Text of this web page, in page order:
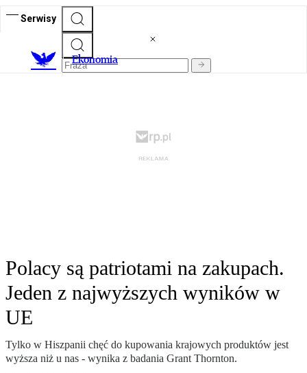
Serwisy
Ekonomia
Polacy są patriotami na zakupach.
Jeden z najwyższych wyników w
UE
Tylko w Hiszpanii chęć do kupowania krajowych produktów jest
wyższa niż u nas - wynika z badania Grant Thornton.